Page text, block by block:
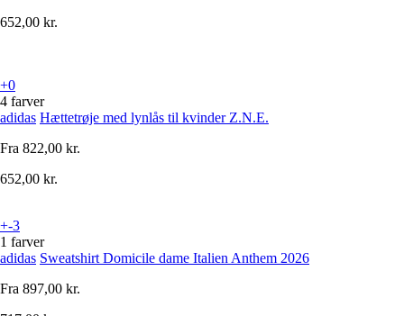
652,00 kr.
+0
4 farver
adidas Hættetrøje med lynlås til kvinder Z.N.E.
Fra 822,00 kr.
652,00 kr.
+-3
1 farver
adidas Sweatshirt Domicile dame Italien Anthem 2026
Fra 897,00 kr.